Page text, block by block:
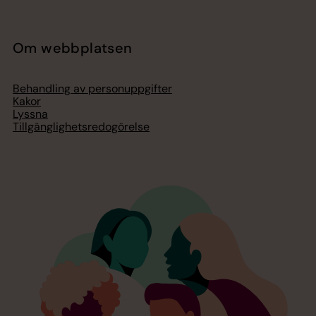
Om webbplatsen
Behandling av personuppgifter
Kakor
Lyssna
Tillgänglighetsredogörelse